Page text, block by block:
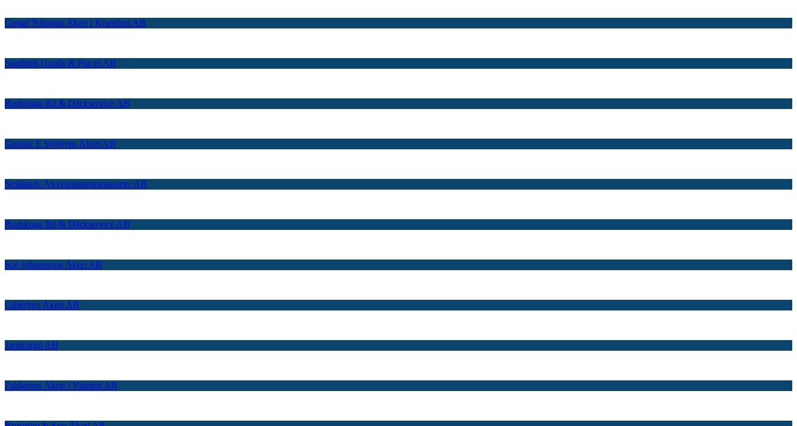
Gustaf Nilssons Åkeri i Kramfors AB
Sandahls Goods & Parcel AB
Rudskoga Bil & Däckservice AB
Gunnar E Sjöbergs Åkeri AB
Smålands Återvinningstransporter AB
Rudskoga Bil & Däckservice AB
Kaj Johanssons Åkeri AB
Gillerfors Åkeri AB
Jamtcargo AB
Fahlgrens Åkeri i Vindeln AB